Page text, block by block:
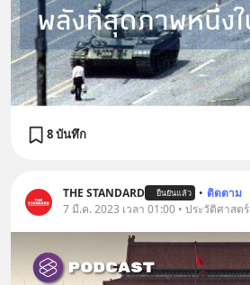
8 บันทึก
THE STANDARD ยืนยันแล้ว • ติดตาม
7 มี.ค. 2023 เวลา 01:00 • ประวัติศาสตร์